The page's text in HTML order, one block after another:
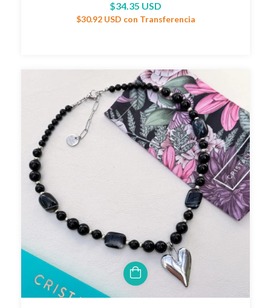
$34.35 USD
$30.92 USD con Transferencia